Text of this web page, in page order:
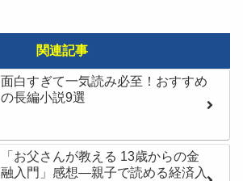
関連記事
面白すぎて一気読み必至！おすすめ
の長編小説9選
「お父さんが教える 13歳からの金
融入門」感想―親子で読める経済入